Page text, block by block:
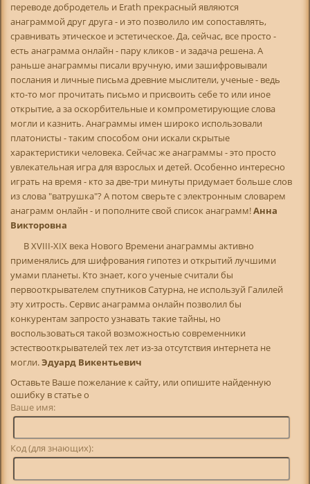
переводе добродетель и Erath прекрасный являются
анаграммой друг друга - и это позволило им сопоставлять,
сравнивать этическое и эстетическое. Да, сейчас, все просто -
есть анаграмма онлайн - пару кликов - и задача решена. А
раньше анаграммы писали вручную, ими зашифровывали
послания и личные письма древние мыслители, ученые - ведь
кто-то мог прочитать письмо и присвоить себе то или иное
открытие, а за оскорбительные и компрометирующие слова
могли и казнить. Анаграммы имен широко использовали
платонисты - таким способом они искали скрытые
характеристики человека. Сейчас же анаграммы - это просто
увлекательная игра для взрослых и детей. Особенно интересно
играть на время - кто за две-три минуты придумает больше слов
из слова "ватрушка"? А потом сверьте с электронным словарем
анаграмм онлайн - и пополните свой список анаграмм!Анна
Викторовна
В XVIII-XIX века Нового Времени анаграммы активно
применялись для шифрования гипотез и открытий лучшими
умами планеты. Кто знает, кого ученые считали бы
первооткрывателем спутников Сатурна, не используй Галилей
эту хитрость. Сервис анаграмма онлайн позволил бы
конкурентам запросто узнавать такие тайны, но
воспользоваться такой возможностью современники
эстествооткрывателей тех лет из-за отсутствия интернета не
могли.Эдуард Викентьевич
Оставьте Ваше пожелание к сайту, или опишите найденную
ошибку в статье о
Ваше имя:
Код (для знающих):